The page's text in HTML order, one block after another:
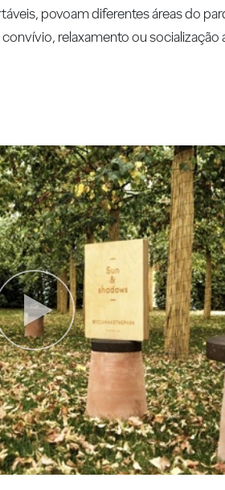
povoam diferentes áreas do
relaxamento ou socialização